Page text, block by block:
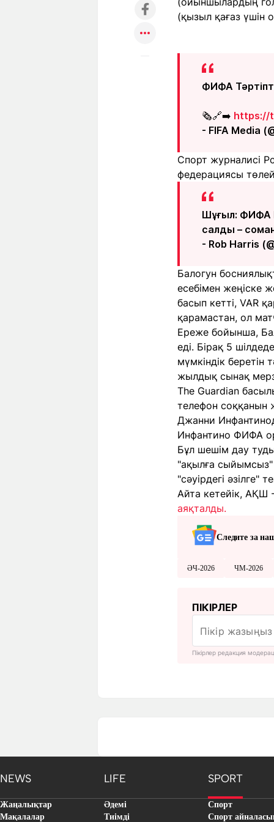
(қызыл қағаз үшін
ФИФА
🗞️🔗➡️ https://
- FIFA Media
Спорт журналисі
федерациясы
Шұғыл: ФИФА
салды –
- Rob Harris
Балогун
есебімен жеңіске
басып кетті, VAR
қарамастан, ол
Ереже бойынша,
еді. Бірақ 5
мүмкіндік беретін
жылдық сынақ
The Guardian
телефон соққанын
Джанни
Инфантино ФИФА
Бұл шешім дау
"ақылға
"сәуірдегі
Айта кетейік, АҚШ
аяқталды.
Следите за
ӘЧ-2026 ЧМ-2026
ПІКІРЛЕР
Пікірлер редакция
NEWS LIFE SPORT
Жаңалықтар
Мақалалар
Әдемі
Тиімді
Спорт
Спорт